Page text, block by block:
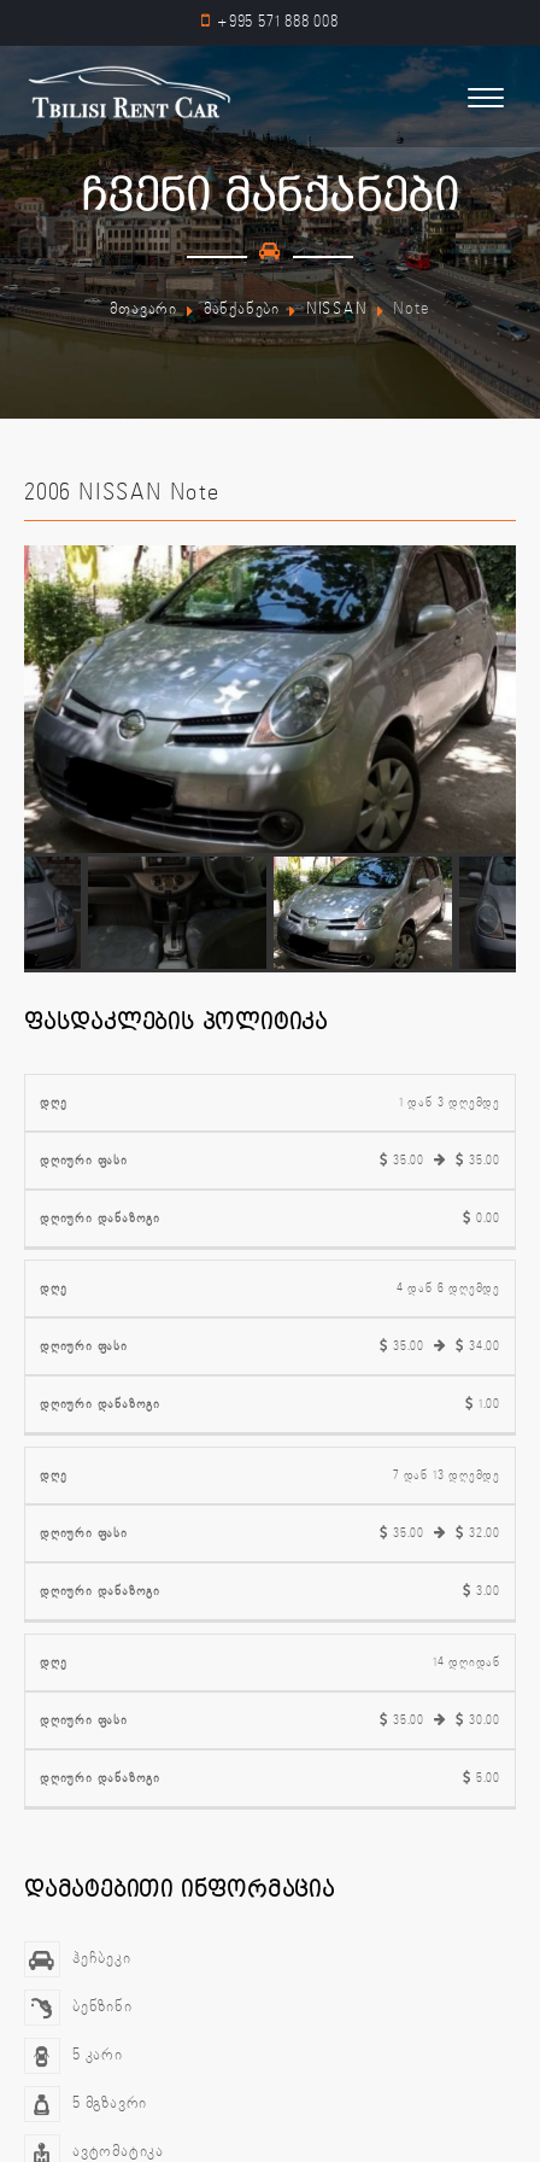
+995 571 888 008
ჩვენი მანქანები
მთავარი მანქანები NISSAN Note
2006 NISSAN Note
ფასდაკლების პოლიტიკა
დღე
ფასი
დანაზოგი
1 დან 3 დღემდე
35.00 35.00
0.00
4 დან 6 დღემდე
35.00 34.00
1.00
7 დან 13 დღემდე
35.00 32.00
3.00
14 დღიდან
35.00 30.00
5.00
დამატებითი ინფორმაცია
ჰეჩბეკი
ბენზინი
5 კარი
5 მგზავრი
ავტომატიკა